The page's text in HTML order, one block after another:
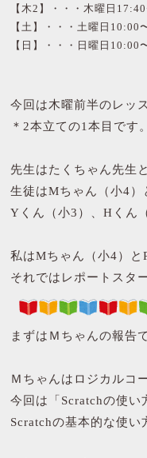
【木2】・・・木曜日
【土】・・・土曜日10:00
【日】・・・日曜日10:00
今回は木曜前半のレッ
＊2本立ての1本目です。
先生はたくちゃん先生
生徒はMちゃん（小4）
Yくん（小3）、Hくん
私はMちゃん（小4）と
それではレポートスタ
まずはＭちゃんの報告
Ｍちゃんはロジカルコ
今回は「Scratchの使い
Scratchの基本的な使い